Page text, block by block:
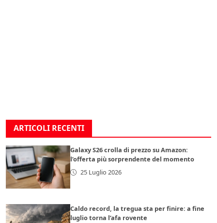
ARTICOLI RECENTI
Galaxy S26 crolla di prezzo su Amazon:
l’offerta più sorprendente del momento
25 Luglio 2026
Caldo record, la tregua sta per finire: a fine
luglio torna l’afa rovente